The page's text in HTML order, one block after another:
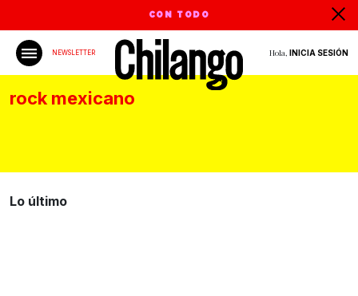
CON TODO
NEWSLETTER Hola, INICIA SESIÓN
rock mexicano
Lo último